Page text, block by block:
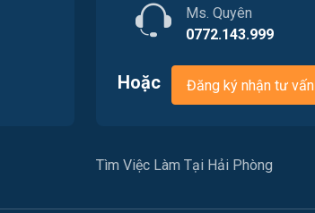
Ms. Quyên
0772.143.999
Hoặc Đăng ký nhận tư vấn
Tìm Việc Làm Tại Hải Phòng